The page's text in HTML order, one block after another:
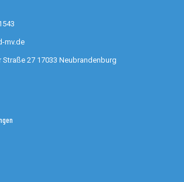
mv.de
27 17033 Neubrandenburg